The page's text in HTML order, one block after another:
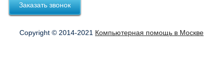
Заказать звонок
Copyright © 2014-2021 Компьютерная помощь в Москве